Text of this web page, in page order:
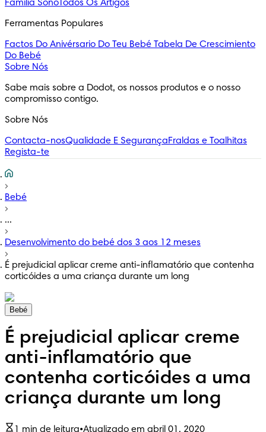
Família SonoTodos Os Artigos
Ferramentas Populares
Factos Do Anivérsario Do Teu Bebé Tabela De Crescimiento
Do Bebé
Sobre Nós
Sabe mais sobre a Dodot, os nossos produtos e o nosso
compromisso contigo.
Sobre Nós
Contacta-nosQualidade E SegurançaFraldas e Toalhitas
Regista-te
Bebé
...
Desenvolvimento do bebé dos 3 aos 12 meses
É prejudicial aplicar creme anti-inflamatório que contenha
corticóides a uma criança durante um long
Bebé
É prejudicial aplicar creme
anti-inflamatório que
contenha corticóides a uma
criança durante um long
1 min de leitura•Atualizado em abril 01, 2020